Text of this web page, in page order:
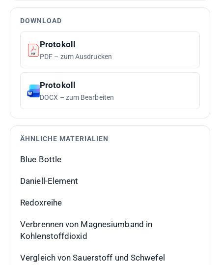
DOWNLOAD
Protokoll
PDF – zum Ausdrucken
Protokoll
DOCX – zum Bearbeiten
ÄHNLICHE MATERIALIEN
Blue Bottle
Daniell-Element
Redoxreihe
Verbrennen von Magnesiumband in
Kohlenstoffdioxid
Vergleich von Sauerstoff und Schwefel